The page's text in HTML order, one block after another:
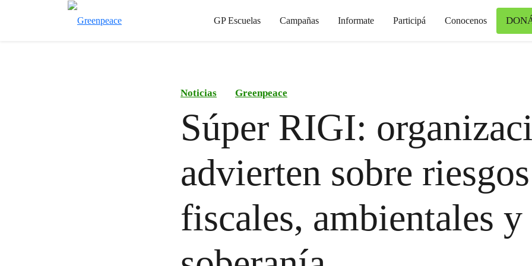
GP Escuelas Campañas Informate Participá Conocenos
Noticias Greenpeace
Súper RIGI:
advierten sobre riesgos
fiscales, ambientales y